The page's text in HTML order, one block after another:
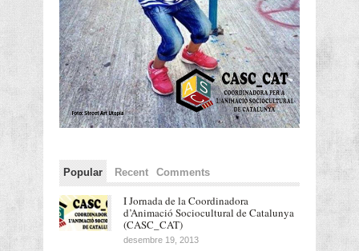
Popular Recent Comments
I Jornada de la Coordinadora
d’Animació Sociocultural de Catalunya
(CASC_CAT)
desembre 19, 2013